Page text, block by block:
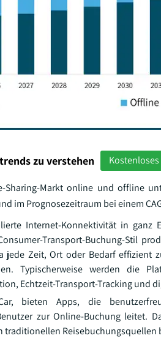
zu verstehen
Sharing-Markt online und offline
im Prognosezeitraum bei einem
Internet-Konnektivität in ganz
Transport-Buchung-Stil
Zeit, Ort oder Bedarf effizient
Typischerweise werden die
Echtzeit-Transport-Tracking und
bieten Apps, die
zur Online-Buchung leitet.